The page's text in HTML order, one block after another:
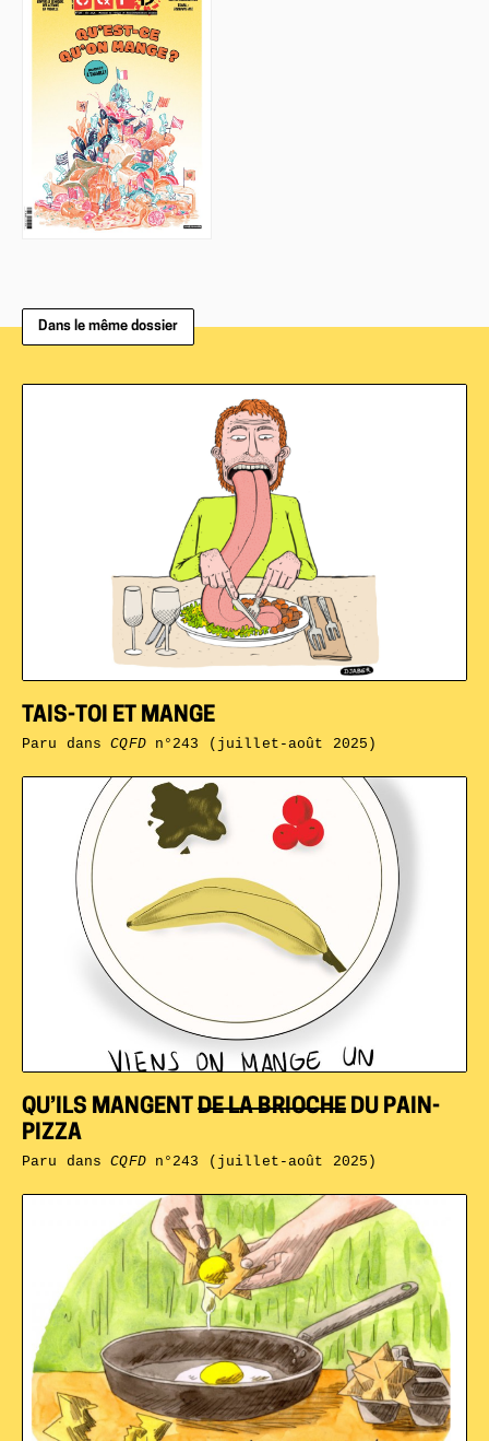
Dans le même dossier
QU’ILS MANGENT DE LA BRIOCHE DU PAIN-
PIZZA
Paru dansCQFDn°243 (juillet-août 2025)
TAIS-TOI ET MANGE
Paru dansCQFDn°243 (juillet-août 2025)